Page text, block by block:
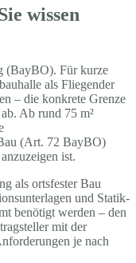
wissen
(BayBO). Für kurze
als Fliegender
– die konkrete Grenze
Ab rund 75 m²
(Art. 72 BayBO)
ist.
als ortsfester Bau
und Statik-
benötigt werden – den
mit der
je nach